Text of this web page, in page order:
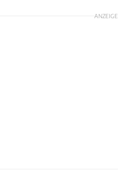
ANZEIGE